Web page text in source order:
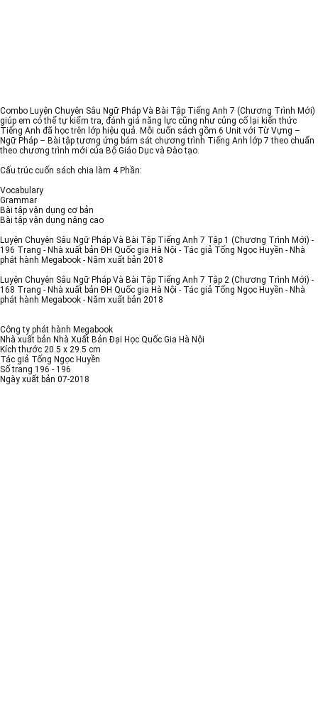
Combo Luyện Chuyên Sâu Ngữ Pháp Và Bài Tập Tiếng Anh 7 (Chương Trình Mới)
giúp em có thể tự kiểm tra, đánh giá năng lực cũng như củng cố lại kiến thức
Tiếng Anh đã học trên lớp hiệu quả. Mỗi cuốn sách gồm 6 Unit với Từ Vựng –
Ngữ Pháp – Bài tập tương ứng bám sát chương trình Tiếng Anh lớp 7 theo chuẩn
theo chương trình mới của Bộ Giáo Dục và Đào tạo.
Cấu trúc cuốn sách chia làm 4 Phần:
Vocabulary
Grammar
Bài tập vận dụng cơ bản
Bài tập vận dụng nâng cao
Luyện Chuyên Sâu Ngữ Pháp Và Bài Tập Tiếng Anh 7 Tập 1 (Chương Trình Mới) -
196 Trang - Nhà xuất bản ĐH Quốc gia Hà Nội - Tác giả Tống Ngọc Huyền - Nhà
phát hành Megabook - Năm xuất bản 2018
Luyện Chuyên Sâu Ngữ Pháp Và Bài Tập Tiếng Anh 7 Tập 2 (Chương Trình Mới) -
168 Trang - Nhà xuất bản ĐH Quốc gia Hà Nội - Tác giả Tống Ngọc Huyền - Nhà
phát hành Megabook - Năm xuất bản 2018
Công ty phát hành Megabook
Nhà xuất bản Nhà Xuất Bản Đại Học Quốc Gia Hà Nội
Kích thước 20.5 x 29.5 cm
Tác giả Tống Ngọc Huyền
Số trang 196 - 196
Ngày xuất bản 07-2018